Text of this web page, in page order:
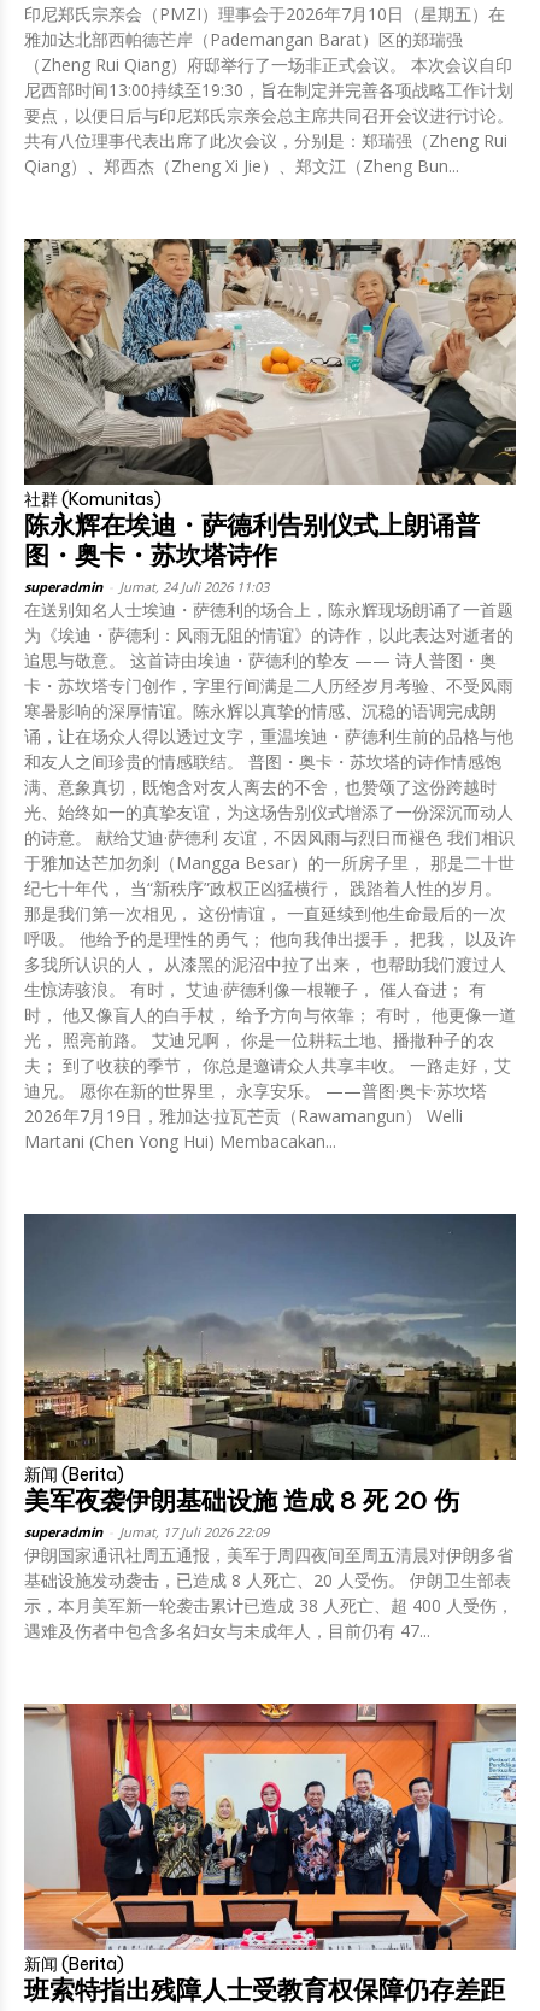
印尼郑氏宗亲会（PMZI）理事会于2026年7月10日（星期五）在
雅加达北部西帕德芒岸（Pademangan Barat）区的郑瑞强
（Zheng Rui Qiang）府邸举行了一场非正式会议。 本次会议自印
尼西部时间13:00持续至19:30，旨在制定并完善各项战略工作计划
要点，以便日后与印尼郑氏宗亲会总主席共同召开会议进行讨论。
共有八位理事代表出席了此次会议，分别是：郑瑞强（Zheng Rui
Qiang）、郑西杰（Zheng Xi Jie）、郑文江（Zheng Bun...
社群 (Komunitas)
陈永辉在埃迪・萨德利告别仪式上朗诵普
图・奥卡・苏坎塔诗作
superadmin Jumat, 24 Juli 2026 11:03
在送别知名人士埃迪・萨德利的场合上，陈永辉现场朗诵了一首题
为《埃迪・萨德利：风雨无阻的情谊》的诗作，以此表达对逝者的
追思与敬意。 这首诗由埃迪・萨德利的挚友 —— 诗人普图・奥
卡・苏坎塔专门创作，字里行间满是二人历经岁月考验、不受风雨
寒暑影响的深厚情谊。陈永辉以真挚的情感、沉稳的语调完成朗
诵，让在场众人得以透过文字，重温埃迪・萨德利生前的品格与他
和友人之间珍贵的情感联结。 普图・奥卡・苏坎塔的诗作情感饱
满、意象真切，既饱含对友人离去的不舍，也赞颂了这份跨越时
光、始终如一的真挚友谊，为这场告别仪式增添了一份深沉而动人
的诗意。 献给艾迪·萨德利 友谊，不因风雨与烈日而褪色 我们相识
于雅加达芒加勿刹（Mangga Besar）的一所房子里， 那是二十世
纪七十年代， 当“新秩序”政权正凶猛横行， 践踏着人性的岁月。
那是我们第一次相见， 这份情谊， 一直延续到他生命最后的一次
呼吸。 他给予的是理性的勇气； 他向我伸出援手， 把我， 以及许
多我所认识的人， 从漆黑的泥沼中拉了出来， 也帮助我们渡过人
生惊涛骇浪。 有时， 艾迪·萨德利像一根鞭子， 催人奋进； 有
时， 他又像盲人的白手杖， 给予方向与依靠； 有时， 他更像一道
光， 照亮前路。 艾迪兄啊， 你是一位耕耘土地、播撒种子的农
夫； 到了收获的季节， 你总是邀请众人共享丰收。 一路走好，艾
迪兄。 愿你在新的世界里， 永享安乐。 ——普图·奥卡·苏坎塔
2026年7月19日，雅加达·拉瓦芒贡（Rawamangun） Welli
Martani (Chen Yong Hui) Membacakan...
新闻 (Berita)
美军夜袭伊朗基础设施 造成 8 死 20 伤
superadmin Jumat, 17 Juli 2026 22:09
伊朗国家通讯社周五通报，美军于周四夜间至周五清晨对伊朗多省
基础设施发动袭击，已造成 8 人死亡、20 人受伤。 伊朗卫生部表
示，本月美军新一轮袭击累计已造成 38 人死亡、超 400 人受伤，
遇难及伤者中包含多名妇女与未成年人，目前仍有 47...
新闻 (Berita)
班索特指出残障人士受教育权保障仍存差距